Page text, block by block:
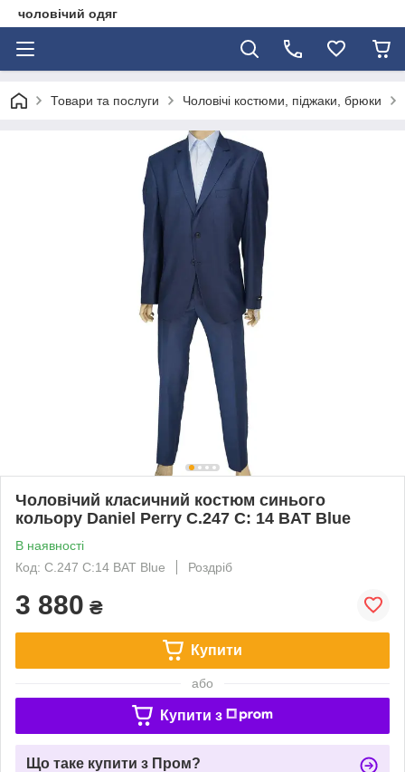
чоловічий одяг
Товари та послуги Чоловічі костюми, піджаки, брюки
Чоловічий класичний костюм синього
кольору Daniel Perry C.247 C: 14 BAT Blue
В наявності
Код: C.247 C:14 BAT Blue
Роздріб
3 880 ₴
Купити
або
Купити з
Що таке купити з Пром?